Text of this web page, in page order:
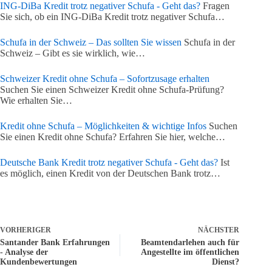
ING-DiBa Kredit trotz negativer Schufa - Geht das? Fragen
Sie sich, ob ein ING-DiBa Kredit trotz negativer Schufa…
Schufa in der Schweiz – Das sollten Sie wissen Schufa in der
Schweiz – Gibt es sie wirklich, wie…
Schweizer Kredit ohne Schufa – Sofortzusage erhalten
Suchen Sie einen Schweizer Kredit ohne Schufa-Prüfung?
Wie erhalten Sie…
Kredit ohne Schufa – Möglichkeiten & wichtige Infos Suchen
Sie einen Kredit ohne Schufa? Erfahren Sie hier, welche…
Deutsche Bank Kredit trotz negativer Schufa - Geht das? Ist
es möglich, einen Kredit von der Deutschen Bank trotz…
VORHERIGER
Santander Bank Erfahrungen
- Analyse der
Kundenbewertungen
NÄCHSTER
Beamtendarlehen auch für
Angestellte im öffentlichen
Dienst?